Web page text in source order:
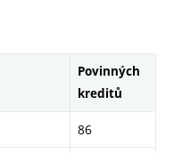
Povinných
kreditů
86